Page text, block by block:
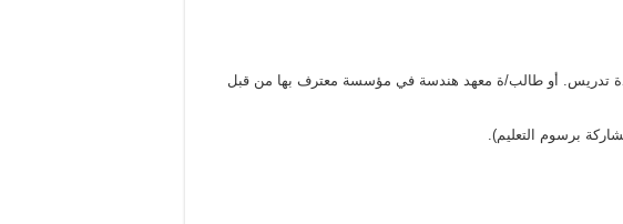
تدريس. أو طالب/ة معهد هندسة في مؤسسة معترف بها من قبل
برسوم التعليم).